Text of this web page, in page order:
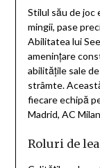
Stilul său de joc
mingii, pase
Abilitatea lui
amenințare
abilitățile sale
strâmte.
fiecare echipă
Madrid, AC
Roluri de